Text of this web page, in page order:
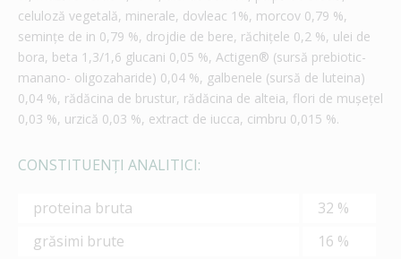
celuloză vegetală, minerale, dovleac 1%, morcov 0,79 %,
seminţe de in 0,79 %, drojdie de bere, răchiţele 0,2 %, ulei de
bora, beta 1,3/1,6 glucani 0,05 %, Actigen® (sursă prebiotic-
manano- oligozaharide) 0,04 %, galbenele (sursă de luteina)
0,04 %, rădăcina de brustur, rădăcina de alteia, flori de muşeţel
0,03 %, urzică 0,03 %, extract de iucca, cimbru 0,015 %.
CONSTITUENŢI ANALITICI:
proteina bruta
32 %
grăsimi brute
16 %